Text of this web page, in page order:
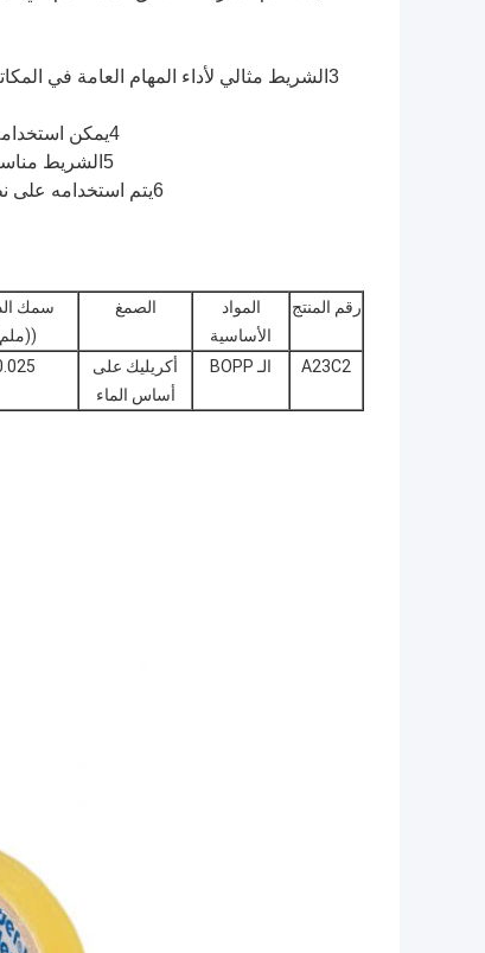
3الشريط مثالي لأداء المهام العامة في
4يمكن استخدامه لمشاريع الفنون والحرف ، مما يوفر حلًا غير مرئي للاتصال للمواد المختلفة.
5الشريط مناسب لتنظيم وتجميع الأشياء معا، مثل فرز الكابلات أو تأمين المكونات الصغيرة.
6يتم استخدامه على نطاق واسع لإصلاحات مؤقتة وإصلاحات سريعة ، مما يوفر حلًا موثوقًا وشفافًا.
رقم المنتج
المواد
الأساسية
الصمغ
سمك
A23C2
الـ BOPP
أكريليك على
أساس الماء